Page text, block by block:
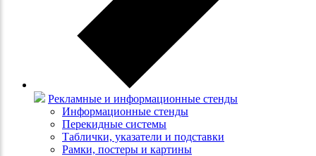
Рекламные и информационные стенды
Информационные стенды
Перекидные системы
Таблички, указатели и подставки
Рамки, постеры и картины